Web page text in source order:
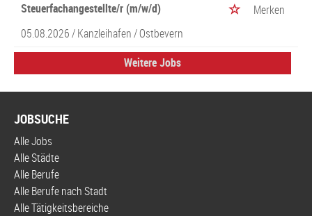
Steuerfachangestellte/r (m/w/d)
Merken
05.08.2026 /Kanzleihafen/ Ostbevern
Weitere Jobs
JOBSUCHE
Alle Jobs
Alle Städte
Alle Berufe
Alle Berufe nach Stadt
Alle Tätigkeitsbereiche